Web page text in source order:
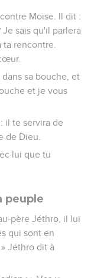
Moïse. Il dit :
sais qu'il parlera
rencontre.
sa bouche, et
et je vous
il te servira de
de Dieu.
lui que tu
peuple
père Jéthro, il lui
qui sont en
Jéthro dit à